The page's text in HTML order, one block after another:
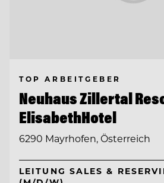
TOP ARBEITGEBER
Neuhaus Zillertal
ElisabethHotel
6290 Mayrhofen, Österreich
LEITUNG SALES &